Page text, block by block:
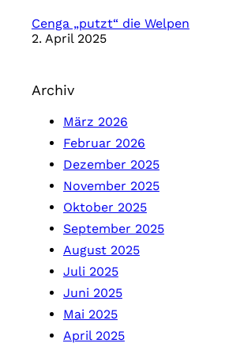
Cenga „putzt“ die Welpen
2. April 2025
Archiv
März 2026
Februar 2026
Dezember 2025
November 2025
Oktober 2025
September 2025
August 2025
Juli 2025
Juni 2025
Mai 2025
April 2025